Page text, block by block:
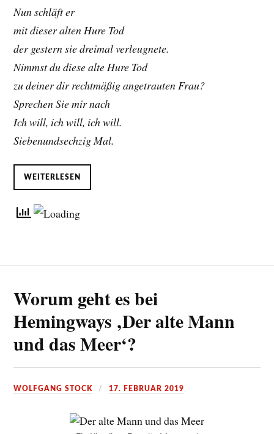
Nun schläft er
mit dieser alten Hure Tod
der gestern sie dreimal verleugnete.
Nimmst du diese alte Hure Tod
zu deiner dir rechtmäßig angetrauten Frau?
Sprechen Sie mir nach
Ich will, ich will, ich will.
Siebenundsechzig Mal.
WEITERLESEN
Worum geht es bei
Hemingways ‚Der alte Mann
und das Meer‘?
WOLFGANG STOCK 17. FEBRUAR 2019